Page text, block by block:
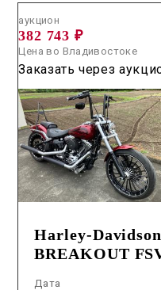
Harley-
BREAKOUT
Дата
аукцион
382 743 ₽
Цена во Владивостоке
Заказать через